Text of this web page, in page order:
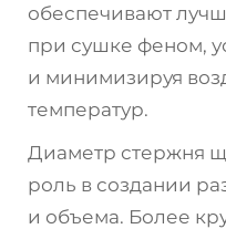
обеспечивают
при сушке феном,
и минимизируя
температур.
Диаметр стержня
роль в создании
и объема. Более